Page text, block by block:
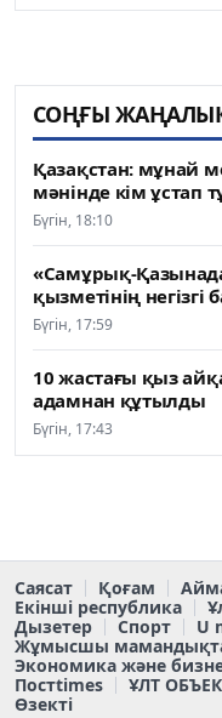
СОҢҒЫ
Қазақстан: мұнай
мәнінде кім ұстап
Бүгін, 18:10
«Самұрық-
қызметінің
Бүгін, 17:59
10 жастағы қыз
адамнан құтылды
Бүгін, 17:43
Саясат Қоғам
Екінші республика
Дызетер
Спорт U
Жұмысшы
Экономика және
Постtimes
ҰЛТ
Өзекті